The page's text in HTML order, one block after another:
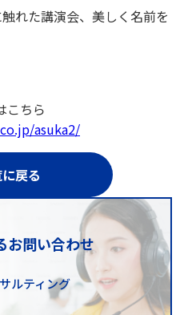
れた講演会、美しく名前を
ちら
asuka2/
戻る
お問い合わせ
ルティング